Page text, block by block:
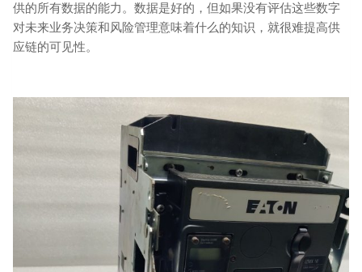
供的所有数据的能力。数据是好的，但如果没有评估这些数字
对未来业务决策和风险管理意味着什么的知识，就很难提高供
应链的可见性。